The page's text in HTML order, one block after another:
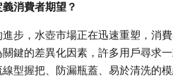
消費者期望？
步，水壺市場正在迅速重塑，消
鍵的差異化因素，許多用戶尋求
型握把、防漏瓶蓋、易於清洗的